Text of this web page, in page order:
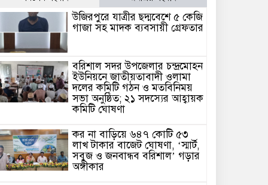
উজিরপুরে যাত্রীর ছদ্মবেশে ৫ কেজি
গাজা সহ মাদক ব্যবসায়ী গ্রেফতার
বরিশাল সদর উপজেলার চন্দ্রমোহন
ইউনিয়নে জাতীয়তাবাদী ওলামা
দলের কমিটি গঠন ও মতবিনিময়
সভা অনুষ্ঠিত; ২১ সদস্যের আহ্বায়ক
কমিটি ঘোষণা
কর না বাড়িয়ে ৬৪৭ কোটি ৫৩
লাখ টাকার বাজেট ঘোষণা, ‘স্মার্ট,
সবুজ ও জনবান্ধব বরিশাল’ গড়ার
অঙ্গীকার